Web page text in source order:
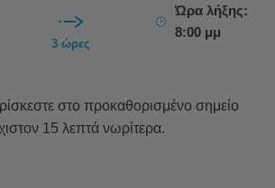
3 ώρες
Ώρα λήξης:
8:00 μμ
στο προκαθορισμένο σημείο
15 λεπτά νωρίτερα.